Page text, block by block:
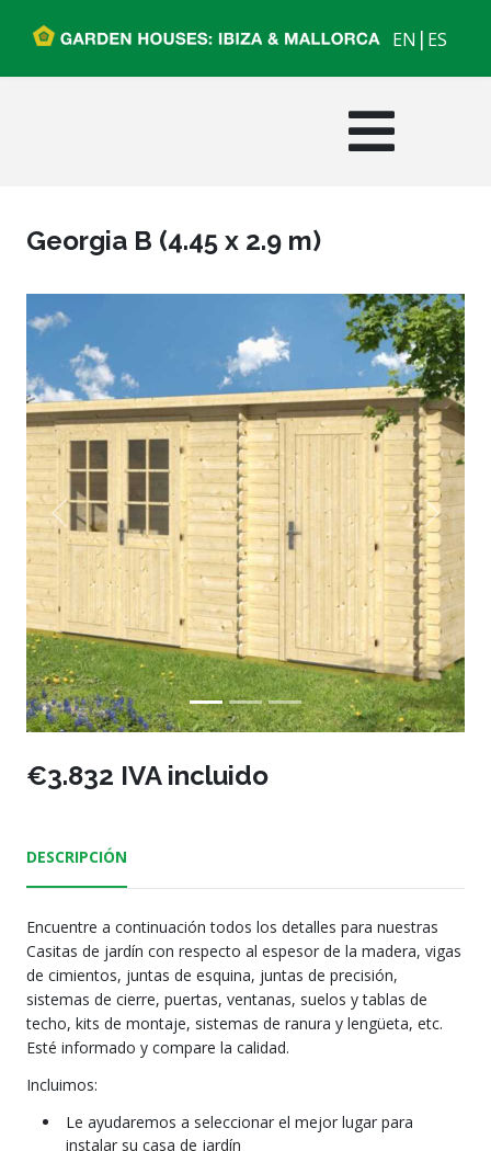
EN | ES
Georgia B (4.45 x 2.9 m)
Previous Next
€3.832 IVA incluido
DESCRIPCIÓN
Encuentre a continuación todos los detalles para nuestras
Casitas de jardín con respecto al espesor de la madera, vigas
de cimientos, juntas de esquina, juntas de precisión,
sistemas de cierre, puertas, ventanas, suelos y tablas de
techo, kits de montaje, sistemas de ranura y lengüeta, etc.
Esté informado y compare la calidad.
Incluimos:
Le ayudaremos a seleccionar el mejor lugar para
instalar su casa de jardín